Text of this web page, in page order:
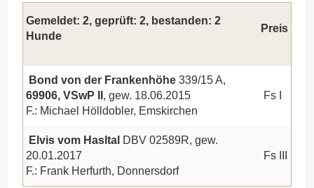
Gemeldet: 2, geprüft: 2, bestanden: 2
Hunde
Preis
Bond von der Frankenhöhe 339/15 A,
69906, VSwP II , gew. 18.06.2015
F.: Michael Hölldobler, Emskirchen
Fs I
Elvis vom Hasltal DBV 02589R, gew.
20.01.2017
F.: Frank Herfurth, Donnersdorf
Fs III